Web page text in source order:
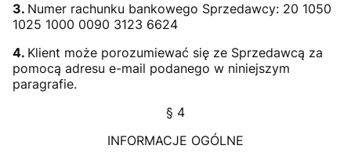
3. Numer rachunku bankowego Sprzedawcy: 20 1050
1025 1000 0090 3123 6624
4. Klient może porozumiewać się ze Sprzedawcą za
pomocą adresu e-mail podanego w niniejszym
paragrafie.
§ 4
INFORMACJE OGÓLNE